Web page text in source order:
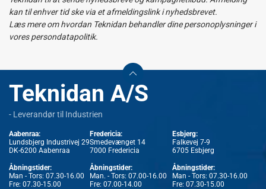
kan til enhver tid ske via et afmeldingslink i nyhedsbrevet.
Læs mere om hvordan Teknidan behandler dine personoplysninger i
vores persondatapolitik.
Teknidan A/S
- Leverandør til Industrien
Aabenraa:
Lundsbjerg Industrivej 29
DK-6200 Aabenraa
Åbningstider:
Man - Tors: 07.30-16.00
Fre: 07.30-15.00
Fredericia:
Smedevænget 14
7000 Fredericia
Åbningstider:
Man. - Tors: 07.00-16.00
Fre: 07.00-14.00
Esbjerg:
Falkevej 7-9
6705 Esbjerg
Åbningstider:
Man - Tors: 07.30-16.00
Fre: 07.30-15.00